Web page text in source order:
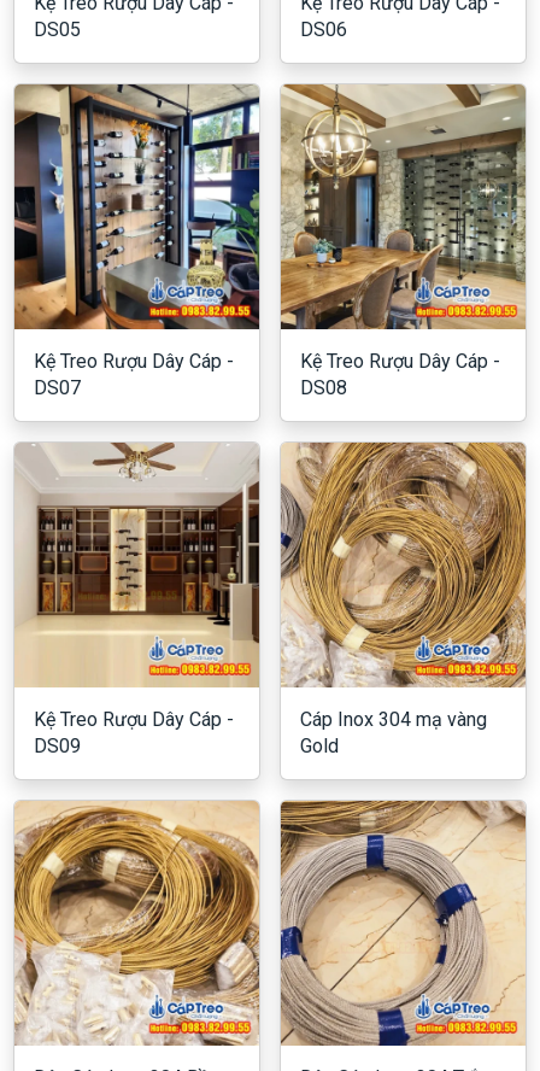
DS05
DS06
Kệ Treo Rượu Dây Cáp -
DS07
Kệ Treo Rượu Dây Cáp -
DS08
Kệ Treo Rượu Dây Cáp -
DS09
Cáp Inox 304 mạ vàng
Gold